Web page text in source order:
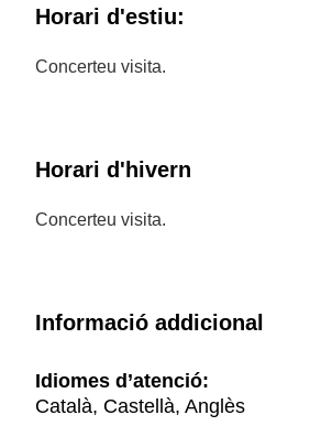
Horari d'estiu:
Concerteu visita.
Horari d'hivern
Concerteu visita.
Informació addicional
Idiomes d’atenció:
Català, Castellà, Anglès